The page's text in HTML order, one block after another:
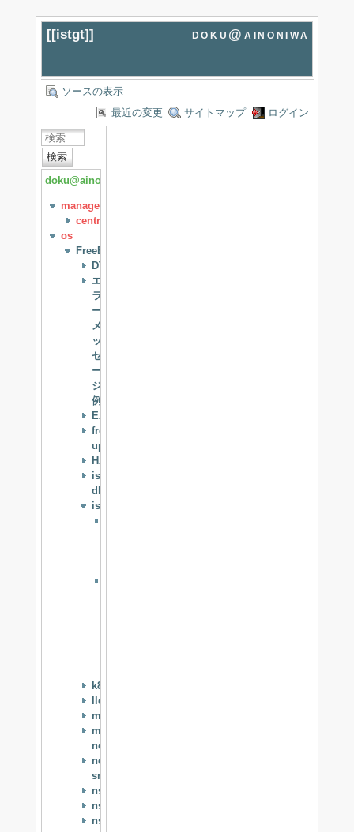
[[istgt]] doku@ainoniwa
ソースの表示
最近の変更
サイトマップ ログイン
検索
doku@ainoniwa
management
centreon
os
FreeBSD
DTrace
エ
ラ
ー
メ
ッ
セ
ー
ジ
例
Expect
freebsd-
update
HAST
isc-
dhcpd
istgt
k8temp
lldpd
mpd5
munin-
node
net-
snmp
nss_ldap
nsswitch
nsupdate